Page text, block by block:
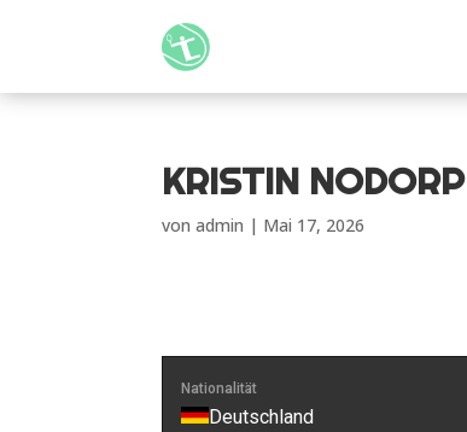
KRISTIN NODORP
vonadmin | Mai 17, 2026
Nationalität
Deutschland